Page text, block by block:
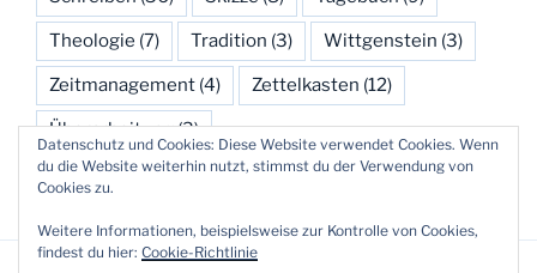
Theologie (7) Tradition (3) Wittgenstein (3)
Zeitmanagement (4) Zettelkasten (12)
Überarbeitung(3)
Datenschutz und Cookies: Diese Website verwendet Cookies. Wenn
du die Website weiterhin nutzt, stimmst du der Verwendung von
Cookies zu.
Weitere Informationen, beispielsweise zur Kontrolle von Cookies,
findest du hier: Cookie-Richtlinie